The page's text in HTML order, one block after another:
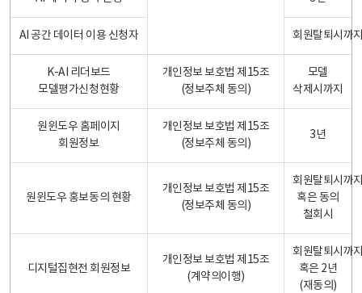
AI 공간 데이터 이용 신청자 회원탈퇴시까
K-AI 리더보드
모델평가신청현황
개인정보 보호법 제15조
(정보주체 동의)
모델
삭제시까지
원윈도우 홈페이지
회원정보
개인정보 보호법 제15조
(정보주체 동의)
3년
원윈도우 홍보동의 현황
개인정보 보호법 제15조
(정보주체 동의)
회원탈퇴시까
혹은 동의
철회시
디지털집현전 회원정보
개인정보 보호법 제15조
(계약의이행)
회원탈퇴시까
혹은 2년
(재동의)